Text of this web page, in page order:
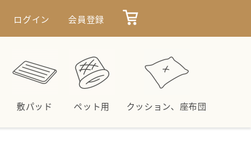
ログイン 会員登録
敷パッド ペット用 クッション、座布団